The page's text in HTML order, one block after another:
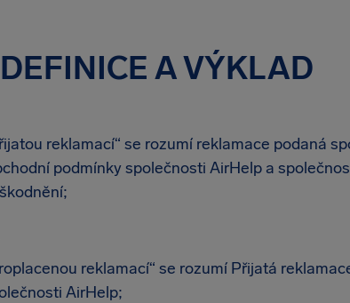
A VÝKLAD
reklamací“ se rozumí reklamace podaná
podmínky společnosti AirHelp a
reklamací“ se rozumí Přijatá
AirHelp;